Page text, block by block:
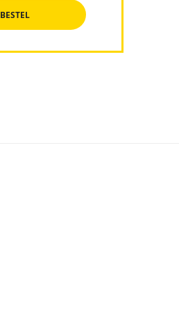
BESTEL